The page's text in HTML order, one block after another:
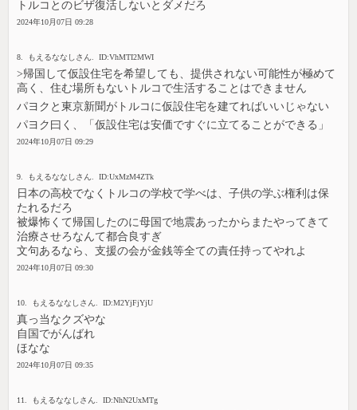
トルコとのビザ復活しないとダメだろ
2024年10月07日 09:28
8. もえるななしさん. ID:VhMTI2MWI
>帰国して仮設住宅を希望しても、提供されない可能性が極めて
高く、住む場所もないトルコで生活することはできません
パヨクと東京新聞がトルコに仮設住宅を建てればいいじゃない
パヨク曰く、「仮設住宅は安価ですぐに立てることができる」
2024年10月07日 09:29
9. もえるななしさん. ID:UxMzM4ZTk
日本の高校でなくトルコの学校で学べは、子供の学ぶ権利は保
たれるだろ
被爆怖くて帰国したのに母国で地震あったからまたやってきて
治療させろなんて都合良すぎ
文句あるなら、支援の会が金銭等全ての責任持ってやれよ
2024年10月07日 09:30
10. もえるななしさん. ID:M2YjFjYjU
真っ当なクズやな
自国でがんばれ
ほなな
2024年10月07日 09:35
11. もえるななしさん. ID:NhN2UxMTg